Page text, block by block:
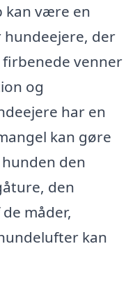
kan være en
der
venner
og
har en
kan gøre
den
den
måder,
kan